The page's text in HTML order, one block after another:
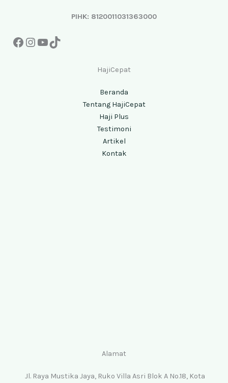
PIHK: 8120011031363000
HajiCepat
Beranda
Tentang HajiCepat
Haji Plus
Testimoni
Artikel
Kontak
Alamat
Jl. Raya Mustika Jaya, Ruko Villa Asri Blok A No.18, Kota